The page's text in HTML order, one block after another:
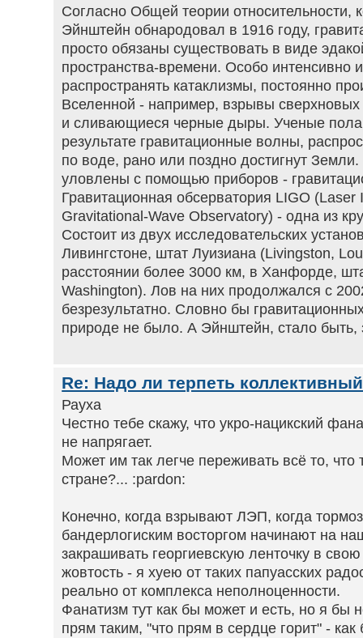
Согласно Общей теории относительности,
Эйнштейн обнародовал в 1916 году,
просто обязаны существовать в виде
пространства-времени. Особо интенсивно
распространять катаклизмы, постоянно
Вселенной - например, взрывы
и сливающиеся черные дыры. Ученые
результате гравитационные волны,
по воде, рано или поздно достигнут
уловлены с помощью приборов -
Гравитационная обсерватория LIGO (Laser
Gravitational-Wave Observatory) - одна из
Состоит из двух исследовательских
Ливингстоне, штат Луизиана (Livingston,
расстоянии более 3000 км, в Ханфорде,
Washington). Лов на них продолжался с
безрезультатно. Словно бы
природе не было. А Эйнштейн, стало быть,
Re: Надо ли терпеть
Рауха
Честно тебе скажу, что укро-нацикский
не напрягает.
Может им так легче переживать всё то, что
стране?... :pardon:
Конечно, когда взрывают ЛЭП, когда
бандерлогиским восторгом начинают на
закрашивать георгиевскую ленточку в
жовтость - я хуею от таких папуасских
реально от комплекса неполноценности.
Фанатизм тут как бы может и есть, но я бы
прям таким, "что прям в сердце горит" - как